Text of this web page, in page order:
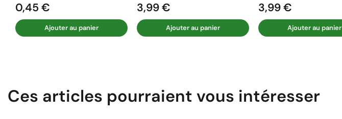
Prix
0,45 €
Ajouter au panier
Prix
3,99 €
Ajouter au panier
Prix
3,99 €
Ajouter au panier
Ces articles pourraient vous intéresser